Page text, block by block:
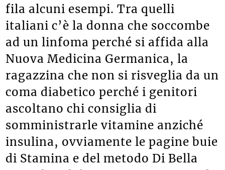
fila alcuni esempi. Tra quelli
italiani c’è la donna che soccombe
ad un linfoma perché si affida alla
Nuova Medicina Germanica, la
ragazzina che non si risveglia da un
coma diabetico perché i genitori
ascoltano chi consiglia di
somministrarle vitamine anziché
insulina, ovviamente le pagine buie
di Stamina e del metodo Di Bella